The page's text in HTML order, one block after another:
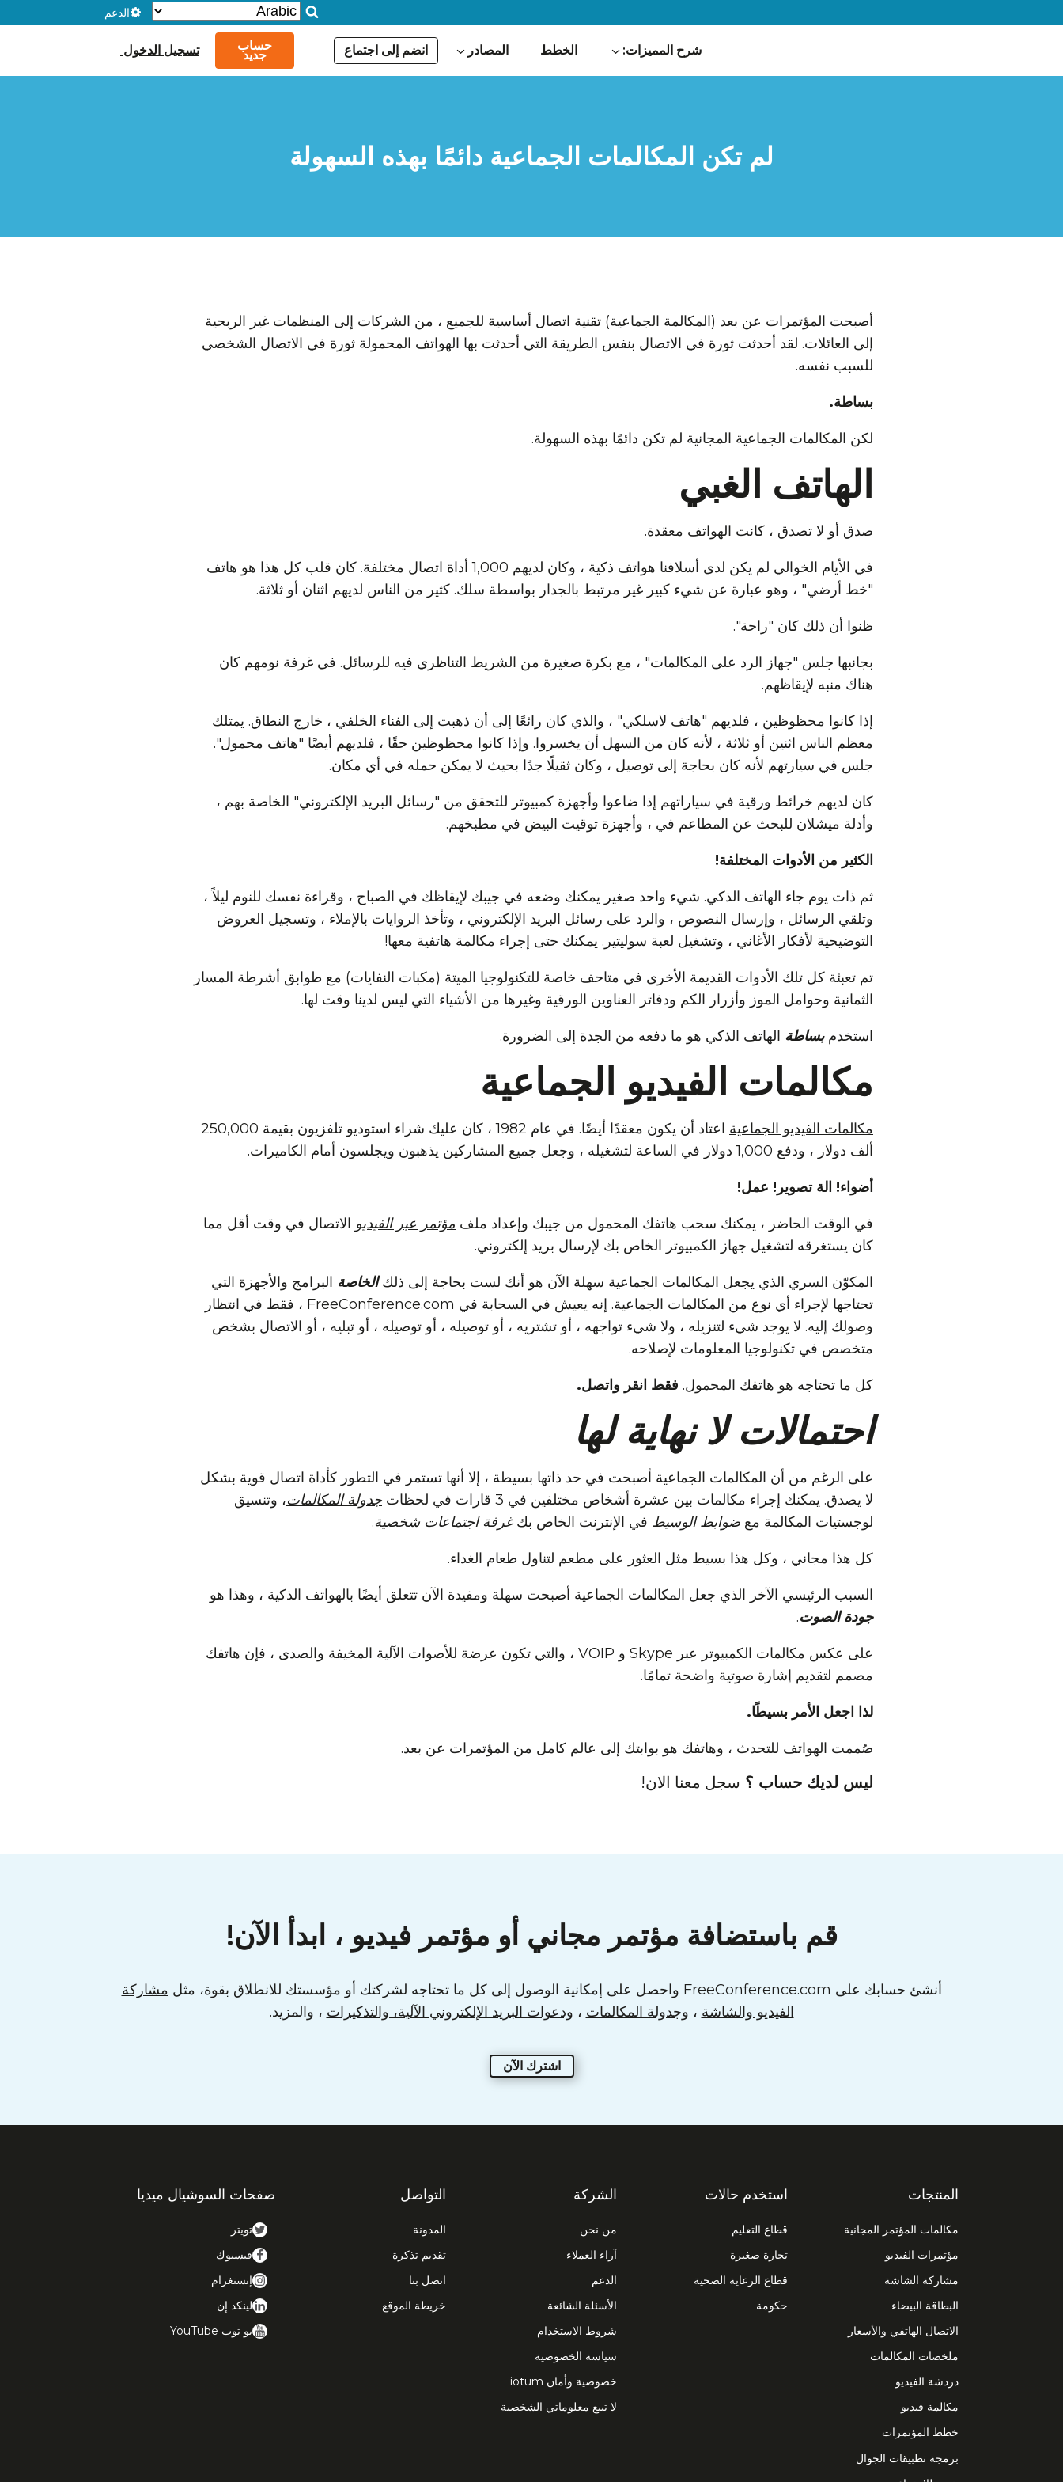
الدعم
شرح المميزات: الخطط المصادر انضم إلى اجتماع حساب
جديد تسجيل الدخول
لم تكن المكالمات الجماعية دائمًا بهذه السهولة
أصبحت المؤتمرات عن بعد (المكالمة الجماعية) تقنية اتصال أساسية للجميع ، من الشركات إلى المنظمات غير الربحية
إلى العائلات. لقد أحدثت ثورة في الاتصال بنفس الطريقة التي أحدثت بها الهواتف المحمولة ثورة في الاتصال الشخصي
للسبب نفسه.
بساطة.
لكن المكالمات الجماعية المجانية لم تكن دائمًا بهذه السهولة.
الهاتف الغبي
صدق أو لا تصدق ، كانت الهواتف معقدة.
في الأيام الخوالي لم يكن لدى أسلافنا هواتف ذكية ، وكان لديهم 1,000 أداة اتصال مختلفة. كان قلب كل هذا هو هاتف
"خط أرضي" ، وهو عبارة عن شيء كبير غير مرتبط بالجدار بواسطة سلك. كثير من الناس لديهم اثنان أو ثلاثة.
ظنوا أن ذلك كان "راحة".
بجانبها جلس "جهاز الرد على المكالمات" ، مع بكرة صغيرة من الشريط التناظري فيه للرسائل. في غرفة نومهم كان
هناك منبه لإيقاظهم.
إذا كانوا محظوظين ، فلديهم "هاتف لاسلكي" ، والذي كان رائعًا إلى أن ذهبت إلى الفناء الخلفي ، خارج النطاق. يمتلك
معظم الناس اثنين أو ثلاثة ، لأنه كان من السهل أن يخسروا. وإذا كانوا محظوظين حقًا ، فلديهم أيضًا "هاتف محمول".
جلس في سيارتهم لأنه كان بحاجة إلى توصيل ، وكان ثقيلًا جدًا بحيث لا يمكن حمله في أي مكان.
كان لديهم خرائط ورقية في سياراتهم إذا ضاعوا وأجهزة كمبيوتر للتحقق من "رسائل البريد الإلكتروني" الخاصة بهم ،
وأدلة ميشلان للبحث عن المطاعم في ، وأجهزة توقيت البيض في مطبخهم.
الكثير من الأدوات المختلفة!
ثم ذات يوم جاء الهاتف الذكي. شيء واحد صغير يمكنك وضعه في جيبك لإيقاظك في الصباح ، وقراءة نفسك للنوم ليلاً ،
وتلقي الرسائل ، وإرسال النصوص ، والرد على رسائل البريد الإلكتروني ، وتأخذ الروايات بالإملاء ، وتسجيل العروض
التوضيحية لأفكار الأغاني ، وتشغيل لعبة سوليتير. يمكنك حتى إجراء مكالمة هاتفية معها!
تم تعبئة كل تلك الأدوات القديمة الأخرى في متاحف خاصة للتكنولوجيا الميتة (مكبات النفايات) مع طوابق أشرطة المسار
الثمانية وحوامل الموز وأزرار الكم ودفاتر العناوين الورقية وغيرها من الأشياء التي ليس لدينا وقت لها.
استخدمبساطة الهاتف الذكي هو ما دفعه من الجدة إلى الضرورة.
مكالمات الفيديو الجماعية
مكالمات الفيديو الجماعية
اعتاد أن يكون معقدًا أيضًا. في عام 1982 ، كان عليك شراء استوديو تلفزيون بقيمة 250,000
ألف دولار ، ودفع 1,000 دولار في الساعة لتشغيله ، وجعل جميع المشاركين يذهبون ويجلسون أمام الكاميرات.
أضواء! الة تصوير! عمل!
في الوقت الحاضر ، يمكنك سحب هاتفك المحمول من جيبك وإعداد ملف مؤتمر عبر الفيديو الاتصال في وقت أقل مما
كان يستغرقه لتشغيل جهاز الكمبيوتر الخاص بك لإرسال بريد إلكتروني.
المكوّن السري الذي يجعل المكالمات الجماعية سهلة الآن هو أنك لست بحاجة إلى ذلكالخاصة البرامج والأجهزة التي
تحتاجها لإجراء أي نوع من المكالمات الجماعية. إنه يعيش في السحابة في FreeConference.com ، فقط في انتظار
وصولك إليه. لا يوجد شيء لتنزيله ، ولا شيء تواجهه ، أو تشتريه ، أو توصيله ، أو توصيله ، أو تبليه ، أو الاتصال بشخص
متخصص في تكنولوجيا المعلومات لإصلاحه.
كل ما تحتاجه هو هاتفك المحمول. فقط انقر واتصل.
احتمالات لا نهاية لها
على الرغم من أن المكالمات الجماعية أصبحت في حد ذاتها بسيطة ، إلا أنها تستمر في التطور كأداة اتصال قوية بشكل
لا يصدق. يمكنك إجراء مكالمات بين عشرة أشخاص مختلفين في 3 قارات في لحظات
جدولة المكالمات، وتنسيق
لوجستيات المكالمة مع ضوابط الوسيط في الإنترنت الخاص بكغرفة اجتماعات شخصية.
كل هذا مجاني ، وكل هذا بسيط مثل العثور على مطعم لتناول طعام الغداء.
السبب الرئيسي الآخر الذي جعل المكالمات الجماعية أصبحت سهلة ومفيدة الآن تتعلق أيضًا بالهواتف الذكية ، وهذا هو
جودة الصوت.
على عكس مكالمات الكمبيوتر عبر Skype و VOIP ، والتي تكون عرضة للأصوات الآلية المخيفة والصدى ، فإن هاتفك
مصمم لتقديم إشارة صوتية واضحة تمامًا.
لذا اجعل الأمر بسيطًا.
صُممت الهواتف للتحدث ، وهاتفك هو بوابتك إلى عالم كامل من المؤتمرات عن بعد.
ليس لديك حساب ؟ سجل معنا الان!
قم باستضافة مؤتمر مجاني أو مؤتمر فيديو ، ابدأ الآن!
أنشئ حسابك على FreeConference.com واحصل على إمكانية الوصول إلى كل ما تحتاجه لشركتك أو مؤسستك للانطلاق بقوة، مثل
مشاركة
الفيديو والشاشة ، وجدولة المكالمات ، ودعوات البريد الإلكتروني الآلية، والتذكيرات ، والمزيد.
اشترك الآن
المنتجات
مكالمات المؤتمر المجانية
مؤتمرات الفيديو
مشاركة الشاشة
البطاقة البيضاء
الاتصال الهاتفي والأسعار
ملخصات المكالمات
دردشة الفيديو
مكالمة فيديو
خطط المؤتمرات
برمجة تطبيقات الجوال
استخدم حالات
قطاع التعليم
تجارة صغيرة
قطاع الرعاية الصحية
حكومة
الشركة
من نحن
آراء العملاء
الدعم
الأسئلة الشائعة
شروط الاستخدام
سياسة الخصوصية
خصوصية وأمان iotum
لا تبيع معلوماتي الشخصية
التواصل
المدونة
تقديم تذكرة
اتصل بنا
خريطة الموقع
صفحات السوشيال ميديا
تويتر
فيسبوك
إنستغرام
لينكد إن
يو توب YouTube